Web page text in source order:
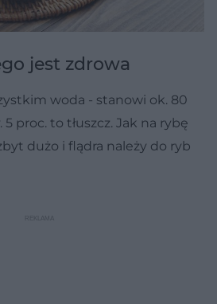
jest zdrowa
woda - stanowi ok. 80
5 proc. to tłuszcz. Jak na rybę
dużo i flądra należy do ryb